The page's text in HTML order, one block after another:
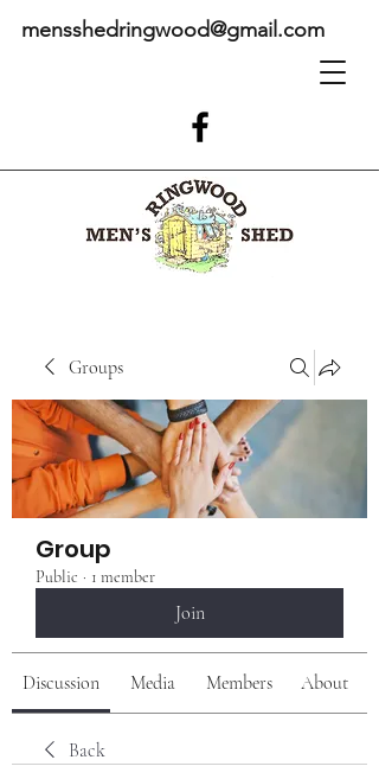
mensshedringwood@gmail.com
Groups
Group
Public · 1 member
Join
Discussion Media Members About
Back